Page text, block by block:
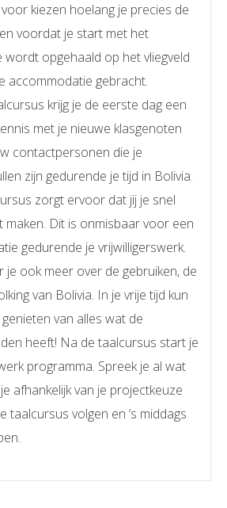
kiezen hoelang je precies de
voordat je start met het
wordt opgehaald op het vliegveld
accommodatie gebracht.
krijg je de eerste dag een
met je nieuwe klasgenoten
contactpersonen die je
zijn gedurende je tijd in Bolivia.
zorgt ervoor dat jij je snel
maken. Dit is onmisbaar voor een
gedurende je vrijwilligerswerk.
je ook meer over de gebruiken, de
van Bolivia. In je vrije tijd kun
van alles wat de
heeft! Na de taalcursus start je
programma. Spreek je al wat
afhankelijk van je projectkeuze
taalcursus volgen en ’s middags